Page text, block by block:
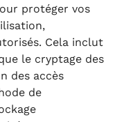
protéger vos
Cela inclut
le cryptage des
des accès
de